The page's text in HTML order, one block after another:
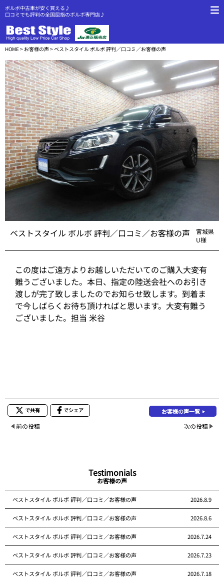
ボルボ中古車が安く買える♪
口コミでも評判の全国屈指のボルボ専門店♪
HOME> お客様の声> ベストスタイル ボルボ 評判／口コミ／お客様の声
ベストスタイル ボルボ 評判／口コミ／お客様の声
宮城県
U様
この度はご遠方よりお越しいただいてのご購入大変有
難うございました。本日、指定の陸送会社へのお引き
渡しが完了致しましたのでお知らせ致します。到着ま
で今しばらくお待ち頂ければと思います。大変有難う
ございました。担当 米谷
で共有 でシェア お客様の声一覧
前の投稿 次の投稿
Testimonials
お客様の声
ベストスタイル ボルボ 評判／口コミ／お客様の声 2026.8.9
ベストスタイル ボルボ 評判／口コミ／お客様の声 2026.8.6
ベストスタイル ボルボ 評判／口コミ／お客様の声 2026.7.24
ベストスタイル ボルボ 評判／口コミ／お客様の声 2026.7.23
ベストスタイル ボルボ 評判／口コミ／お客様の声 2026.7.18